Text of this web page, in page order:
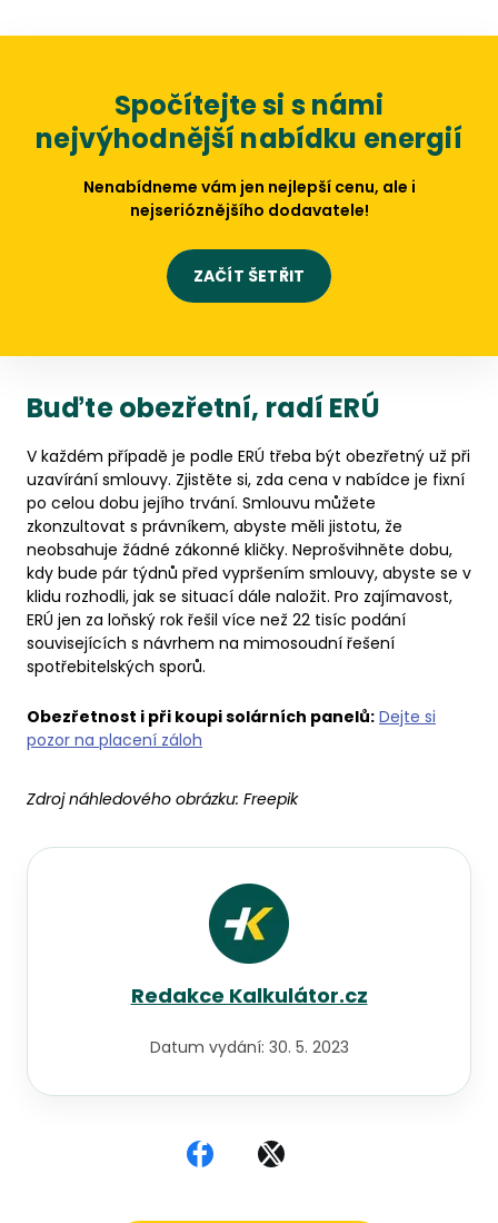
Spočítejte si s námi
nejvýhodnější nabídku energií
Nenabídneme vám jen nejlepší cenu, ale i
nejserióznějšího dodavatele!
ZAČÍT ŠETŘIT
Buďte obezřetní, radí ERÚ
V každém případě je podle ERÚ třeba být obezřetný už při
uzavírání smlouvy. Zjistěte si, zda cena v nabídce je fixní
po celou dobu jejího trvání. Smlouvu můžete
zkonzultovat s právníkem, abyste měli jistotu, že
neobsahuje žádné zákonné kličky. Neprošvihněte dobu,
kdy bude pár týdnů před vypršením smlouvy, abyste se v
klidu rozhodli, jak se situací dále naložit. Pro zajímavost,
ERÚ jen za loňský rok řešil více než 22 tisíc podání
souvisejících s návrhem na mimosoudní řešení
spotřebitelských sporů.
Obezřetnost i při koupi solárních panelů: Dejte si
pozor na placení záloh
Zdroj náhledového obrázku: Freepik
Redakce Kalkulátor.cz
Datum vydání: 30. 5. 2023
Sdílet na Facebooku
Sdílet na X